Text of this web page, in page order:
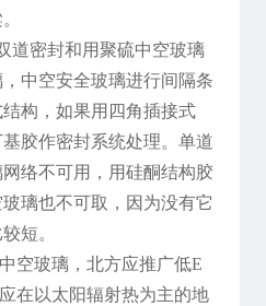
道密封和用聚硫中空玻璃
中空安全玻璃进行间隔条
构，如果用四角插接式
胶作密封系统处理。单道
络不可用，用硅酮结构胶
璃也不可取，因为没有它
短。
空玻璃，北方应推广低E
在以太阳辐射热为主的地